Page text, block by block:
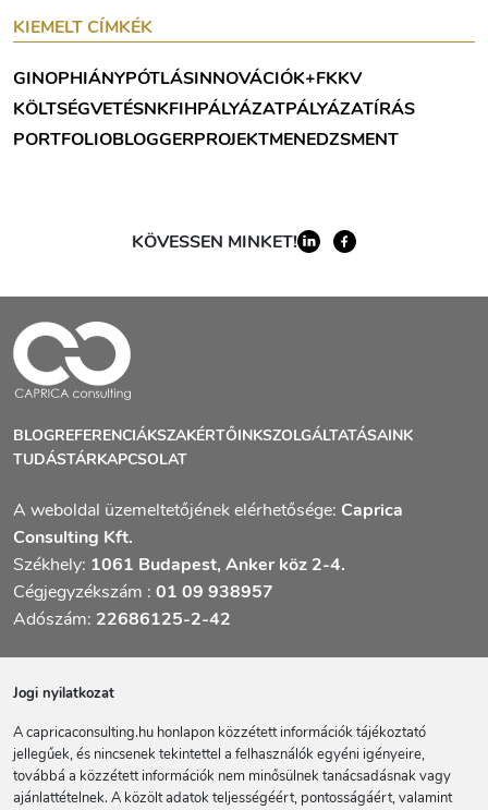
KIEMELT CÍMKÉK
GINOPHIÁNYPÓTLÁSINNOVÁCIÓK+FKKV
KÖLTSÉGVETÉSNKFIHPÁLYÁZATPÁLYÁZATÍRÁS
PORTFOLIOBLOGGERPROJEKTMENEDZSMENT
KÖVESSEN MINKET!
BLOGREFERENCIÁKSZAKÉRTŐINKSZOLGÁLTATÁSAINK
TUDÁSTÁRKAPCSOLAT
A weboldal üzemeltetőjének elérhetősége: Caprica
Consulting Kft.
Székhely: 1061 Budapest, Anker köz 2-4.
Cégjegyzékszám : 01 09 938957
Adószám: 22686125-2-42
Jogi nyilatkozat
A capricaconsulting.hu honlapon közzétett információk tájékoztató
jellegűek, és nincsenek tekintettel a felhasználók egyéni igényeire,
továbbá a közzétett információk nem minősülnek tanácsadásnak vagy
ajánlattételnek. A közölt adatok teljességéért, pontosságáért, valamint